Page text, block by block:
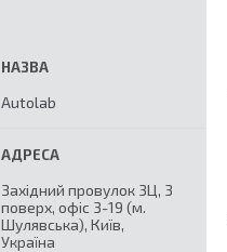
Autolab
Західний провулок 3Ц, 3
поверх, офіс 3-19 (м.
Шулявська), Київ,
Україна